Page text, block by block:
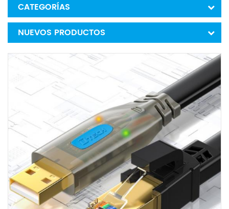
CATEGORÍAS
NUEVOS PRODUCTOS